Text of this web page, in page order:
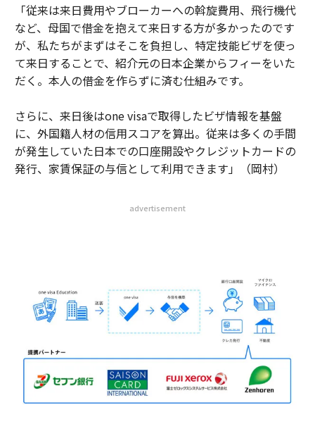
「従来は来日費用やブローカーへの斡旋費用、飛行機代
など、母国で借金を抱えて来日する方が多かったのです
が、私たちがまずはそこを負担し、特定技能ビザを使っ
て来日することで、紹介元の日本企業からフィーをいた
だく。本人の借金を作らずに済む仕組みです。
さらに、来日後はone visaで取得したビザ情報を基盤
に、外国籍人材の信用スコアを算出。従来は多くの手間
が発生していた日本での口座開設やクレジットカードの
発行、家賃保証の与信として利用できます」（岡村）
advertisement